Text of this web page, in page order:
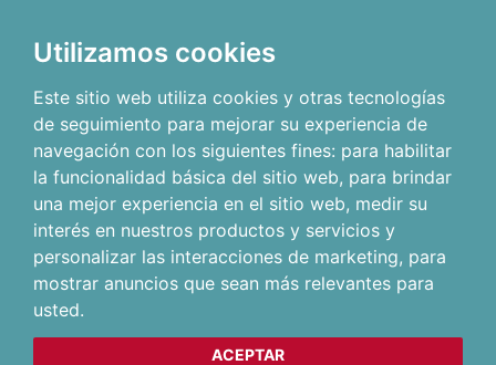
Utilizamos cookies
Este sitio web utiliza cookies y otras tecnologías
de seguimiento para mejorar su experiencia de
navegación con los siguientes fines: para habilitar
la funcionalidad básica del sitio web, para brindar
una mejor experiencia en el sitio web, medir su
interés en nuestros productos y servicios y
personalizar las interacciones de marketing, para
mostrar anuncios que sean más relevantes para
usted.
ACEPTAR